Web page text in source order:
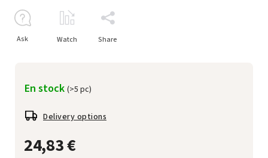
24,83 €
En stock (>5 pc)
Delivery options
Ask Watch Share